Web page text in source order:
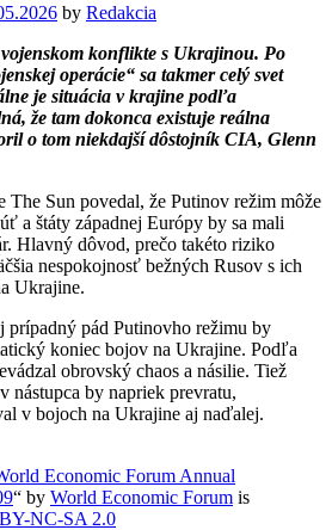
by Redakcia
konflikte s Ukrajinou. Po
operácie“ sa takmer celý svet
je situácia v krajine podľa
že tam dokonca existuje reálna
o tom niekdajší dôstojník CIA, Glenn
The Sun povedal, že Putinov režim môže
a štáty západnej Európy by sa mali
Hlavný dôvod, prečo takéto riziko
nespokojnosť bežných Rusov s ich
Ukrajine.
prípadný pád Putinovho režimu by
koniec bojov na Ukrajine. Podľa
obrovský chaos a násilie. Tiež
nástupca by napriek prevratu,
v bojoch na Ukrajine aj naďalej.
Economic Forum Annual
“ by World Economic Forum is
NC-SA 2.0